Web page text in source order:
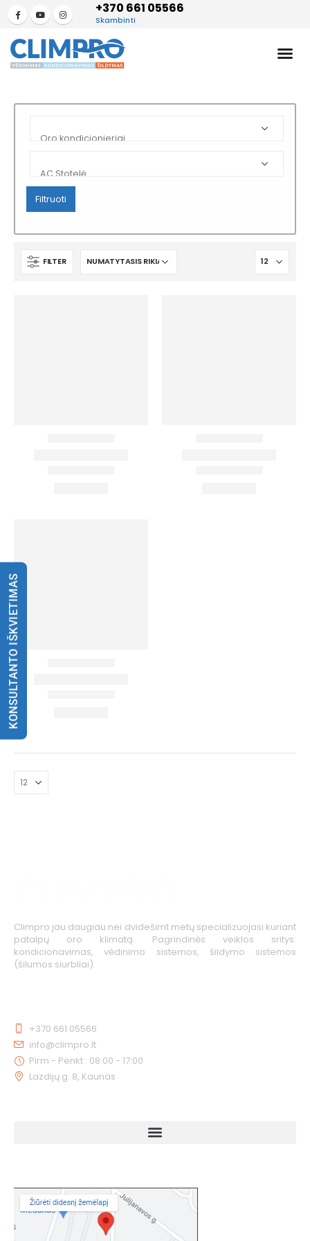
+370 661 05566
Skambinti
Filtruoti
FILTER
Climpro jau daugiau nei dvidešimt metų specializuojasi kuriant
patalpų oro klimatą. Pagrindinės veiklos sritys:
kondicionavimas, vėdinimo sistemos, šildymo sistemos
(šilumos siurbliai).
+370 661 05566
info@climpro.lt
Pirm - Penkt : 08:00 - 17:00
Lazdijų g. 8, Kaunas
KONSULTANTO IŠKVIETIMAS